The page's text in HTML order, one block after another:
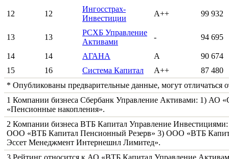
12 12
Ингосстрах-
Инвестиции
А++ 99 932
13 13
РСХБ Управление
Активами
- 94 695
14 14 АГАНА А
90 674
15
16 Система Капитал А++
87 480
* Опубликованы предварительные данные, могут отличаться
1 Компании бизнеса Сбербанк Управление Активами: 1)
«Пенсионные накопления».
2 Компании бизнеса ВТБ Капитал Управление
ООО «ВТБ Капитал Пенсионный Резерв» 3) ООО «ВТБ
Эссет Менеджмент Интернешнл Лимитед».